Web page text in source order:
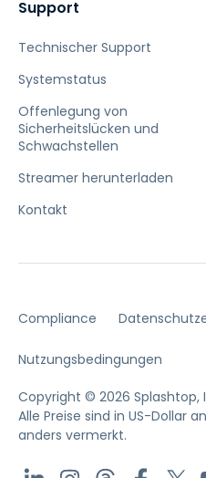
Support
Technischer Support
Systemstatus
Offenlegung von
Sicherheitslücken und
Schwachstellen
Streamer herunterladen
Kontakt
Compliance
Nutzungsbedingungen
Copyright © 2026 Splashtop,
Alle Preise sind in US-Dollar
anders vermerkt.